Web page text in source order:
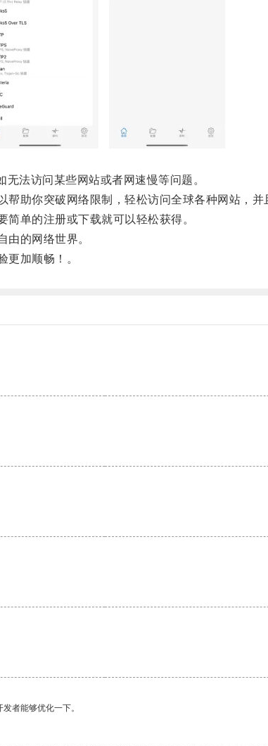
法访问某些网站或者网速慢等问题。
你突破网络限制，轻松访问全球各种网站，并
单的注册或下载就可以轻松获得。
的网络世界。
加顺畅！。
者能够优化一下。